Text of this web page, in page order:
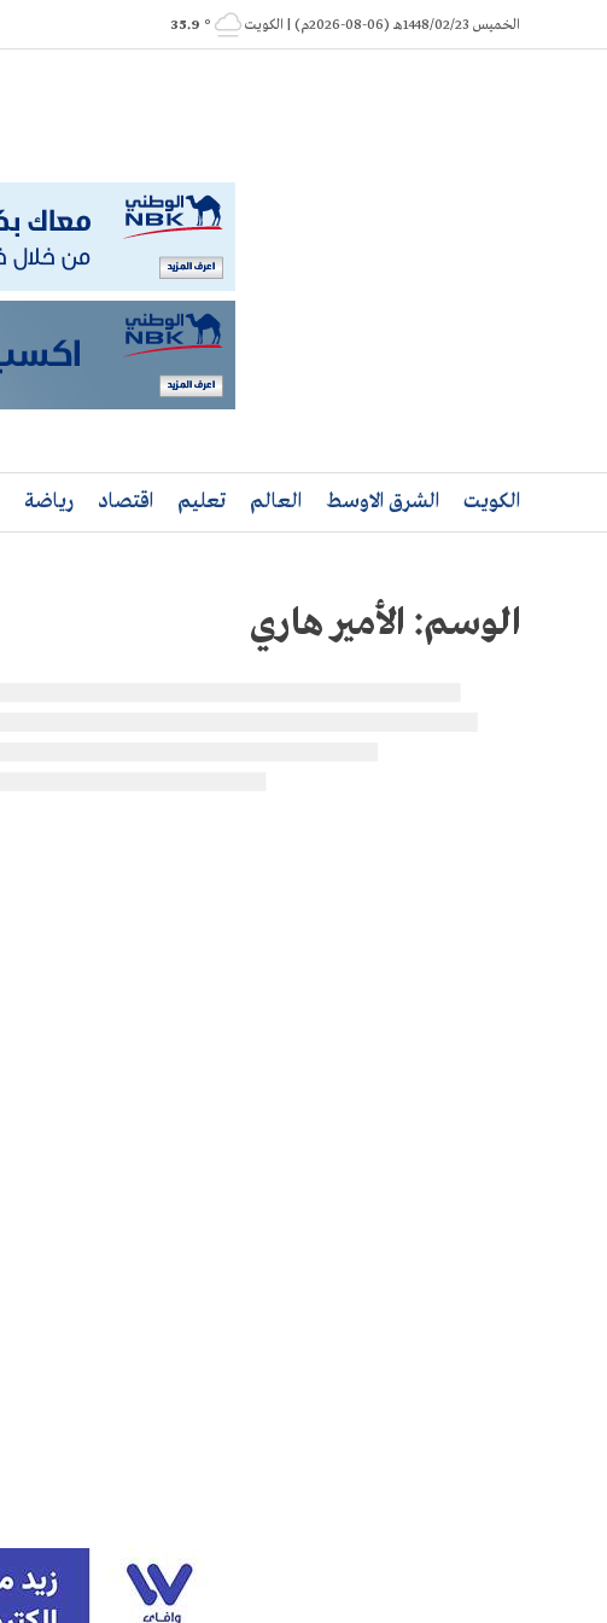
to
الخميس 1448/02/23هـ (06-08-2026م) | الكويت ° 35.9
الكويت الشرق الاوسط العالم تعليم اقتصاد رياضة
الوسم: الأمير هاري